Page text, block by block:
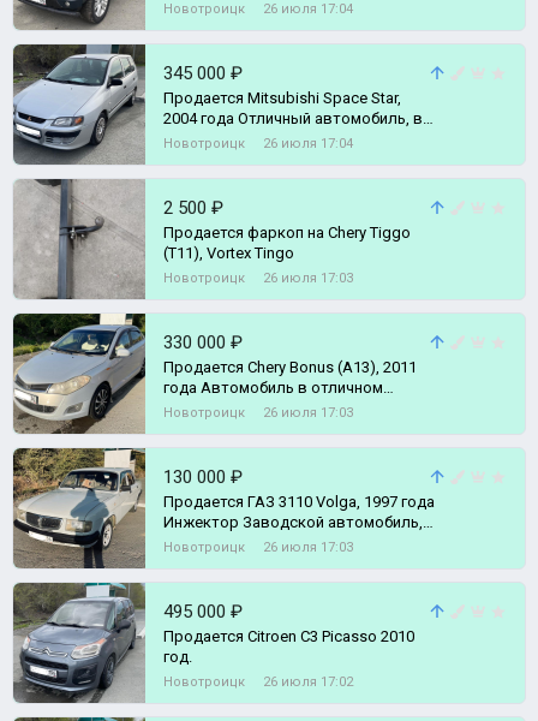
Новотроицк 26 июля 17:04
345 000 ₽
Продается Mitsubishi Space Star,
2004 года Отличный автомобиль, в
хорошей комплектации.
Новотроицк 26 июля 17:04
2 500 ₽
Продается фаркоп на Chery Tiggo
(T11), Vortex Tingo
Новотроицк 26 июля 17:03
330 000 ₽
Продается Chery Bonus (A13), 2011
года Автомобиль в отличном
состоянии.
Новотроицк 26 июля 17:03
130 000 ₽
Продается ГАЗ 3110 Volga, 1997 года
Инжектор Заводской автомобиль, в
очень хорошем состоянии,
Новотроицк 26 июля 17:03
495 000 ₽
Продается Citroen C3 Picasso 2010
год.
Новотроицк 26 июля 17:02